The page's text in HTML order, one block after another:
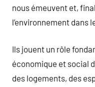
nous émeuvent et,
l’environnement dans
Ils jouent un rôle
économique et social
des logements, des